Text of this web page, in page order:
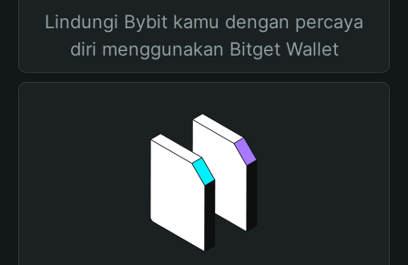
Lindungi Bybit kamu dengan percaya
diri menggunakan Bitget Wallet